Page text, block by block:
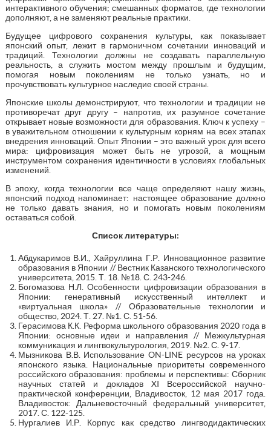
интерактивного обучения; смешанных форматов, где технологии
дополняют, а не заменяют реальные практики.
Будущее цифрового сохранения культуры, как показывает
японский опыт, лежит в гармоничном сочетании инноваций и
традиций. Технологии должны не создавать параллельную
реальность, а служить мостом между прошлым и будущим,
помогая новым поколениям не только узнать, но и
прочувствовать культурное наследие своей страны.
Японские школы демонстрируют, что технологии и традиции не
противоречат друг другу – напротив, их разумное сочетание
открывает новые возможности для образования. Ключ к успеху –
в уважительном отношении к культурным корням на всех этапах
внедрения инноваций. Опыт Японии – это важный урок для всего
мира: цифровизация может быть не угрозой, а мощным
инструментом сохранения идентичности в условиях глобальных
изменений.
В эпоху, когда технологии все чаще определяют нашу жизнь,
японский подход напоминает: настоящее образование должно
не только давать знания, но и помогать новым поколениям
оставаться собой.
Список литературы:
Абдукаримов В.И., Хайруллина Г.Р. Инновационное развитие
образования в Японии // Вестник Казанского технологического
университета, 2015. Т. 18. №18. С. 243-246.
Богомазова Н.Л. Особенности цифровизации образования в
Японии: генеративный искусственный интеллект и
«виртуальная школа» // Образовательные технологии и
общество, 2024. Т. 27. №1. С. 51-56.
Герасимова К.К. Реформа школьного образования 2020 года в
Японии: основные идеи и направления // Межкультурная
коммуникация и лингвокультурология, 2019. №2. С. 9-17.
Мызникова В.В. Использование ON-LINE ресурсов на уроках
японского языка. Национальные приоритеты современного
российского образования: проблемы и перспективы: Сборник
научных статей и докладов XI Всероссийской научно-
практической конференции, Владивосток, 12 мая 2017 года.
Владивосток: Дальневосточный федеральный университет,
2017. С. 122-125.
Нургалиев И.Р. Корпус как средство лингводидактических